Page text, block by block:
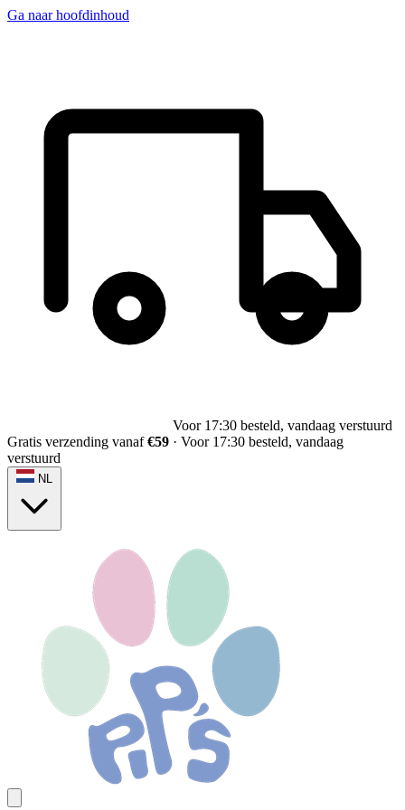
Ga naar hoofdinhoud
Voor 17:30 besteld, vandaag verstuurd
Gratis verzending vanaf€59 · Voor 17:30 besteld, vandaag
verstuurd
NL